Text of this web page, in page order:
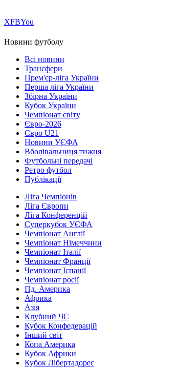
ХFBYou
Новини футболу
Всі новини
Трансфери
Прем'єр-ліга України
Перша ліга України
Збірна України
Кубок України
Чемпіонат світу
Євро-2026
Євро U21
Новини УЄФА
Вболівальниця тижня
Футбольні передачі
Ретро футбол
Публікації
Ліга Чемпіонів
Ліга Європи
Ліга Конференцій
Суперкубок УЄФА
Чемпіонат Англії
Чемпіонат Німеччини
Чемпіонат Італії
Чемпіонат Франції
Чемпіонат Іспанії
Чемпіонат росії
Пд. Америка
Африка
Азія
Клубний ЧС
Кубок Конфедерацій
Інший світ
Копа Америка
Кубок Африки
Кубок Лібертадорес